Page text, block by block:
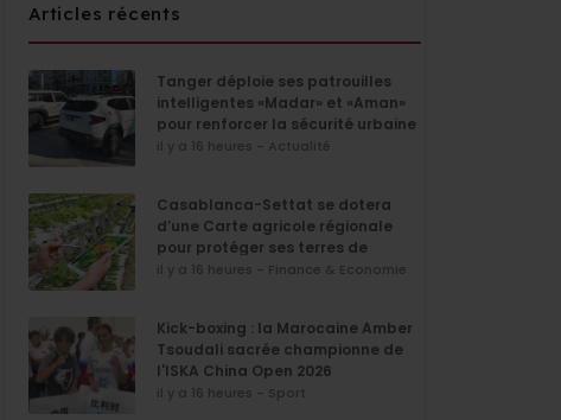
Articles récents
Tanger déploie ses patrouilles
intelligentes «Madar» et «Aman»
pour renforcer la sécurité urbaine
il y a 16 heures - Actualité
Casablanca-Settat se dotera
d’une Carte agricole régionale
pour protéger ses terres de
l’urbanisation
il y a 16 heures - Finance & Economie
Kick-boxing : la Marocaine Amber
Tsoudali sacrée championne de
l'ISKA China Open 2026
il y a 16 heures - Sport